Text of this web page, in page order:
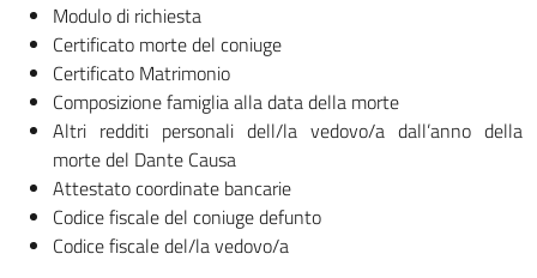
Modulo di richiesta
Certificato morte del coniuge
Certificato Matrimonio
Composizione famiglia alla data della morte
Altri redditi personali dell/la vedovo/a dall’anno della
morte del Dante Causa
Attestato coordinate bancarie
Codice fiscale del coniuge defunto
Codice fiscale del/la vedovo/a